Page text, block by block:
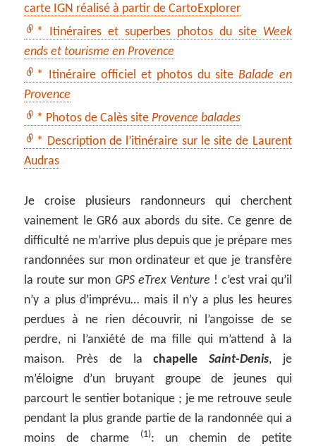
carte IGN réalisé à partir de CartoExplorer
* Itinéraires et superbes photos du site Week
ends et tourisme en Provence
* Itinéraire officiel et photos du siteBalade en
Provence
* Photos de Calès site Provence balades
* Description de l’itinéraire sur le site de Laurent
Audras
Je croise plusieurs randonneurs qui cherchent
vainement le GR6 aux abords du site. Ce genre de
difficulté ne m’arrive plus depuis que je prépare mes
randonnées sur mon ordinateur et que je transfère
la route sur mon GPS eTrex Venture ! c’est vrai qu’il
n’y a plus d’imprévu… mais il n’y a plus les heures
perdues à ne rien découvrir, ni l’angoisse de se
perdre, ni l’anxiété de ma fille qui m’attend à la
maison. Près de lachapelle Saint-Denis, je
m’éloigne d’un bruyant groupe de jeunes qui
parcourt le sentier botanique ; je me retrouve seule
pendant la plus grande partie de la randonnée qui a
moins de charme
(1): un chemin de petite